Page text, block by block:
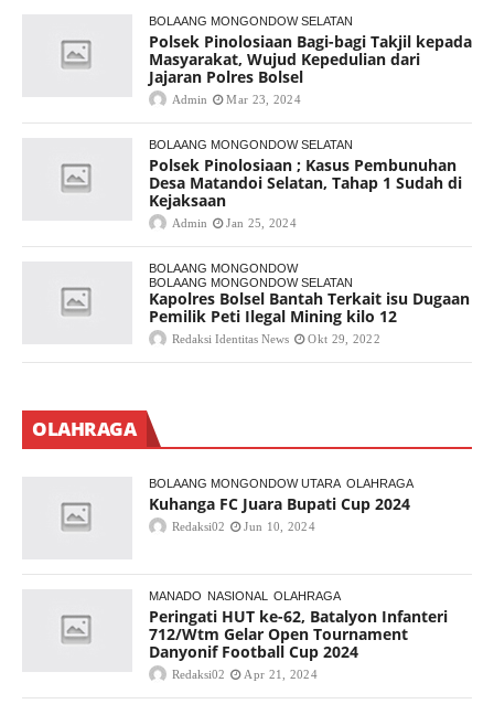
BOLAANG MONGONDOW SELATAN
Polsek Pinolosiaan Bagi-bagi Takjil kepada
Masyarakat, Wujud Kepedulian dari
Jajaran Polres Bolsel
Admin Mar 23, 2024
BOLAANG MONGONDOW SELATAN
Polsek Pinolosiaan ; Kasus Pembunuhan
Desa Matandoi Selatan, Tahap 1 Sudah di
Kejaksaan
Admin Jan 25, 2024
BOLAANG MONGONDOW
BOLAANG MONGONDOW SELATAN
Kapolres Bolsel Bantah Terkait isu Dugaan
Pemilik Peti Ilegal Mining kilo 12
Redaksi Identitas News Okt 29, 2022
OLAHRAGA
BOLAANG MONGONDOW UTARA OLAHRAGA
Kuhanga FC Juara Bupati Cup 2024
Redaksi02 Jun 10, 2024
MANADO NASIONAL OLAHRAGA
Peringati HUT ke-62, Batalyon Infanteri
712/Wtm Gelar Open Tournament
Danyonif Football Cup 2024
Redaksi02 Apr 21, 2024